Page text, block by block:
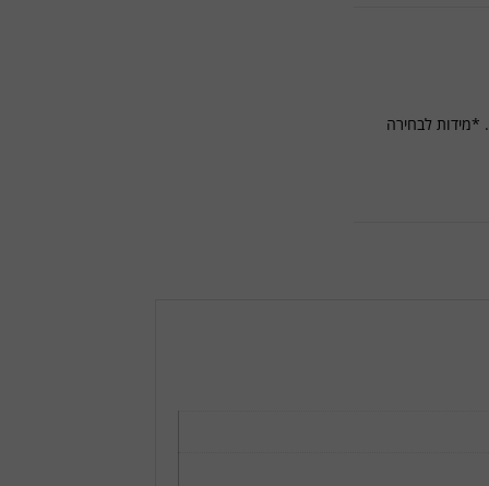
*מידות לבחירה